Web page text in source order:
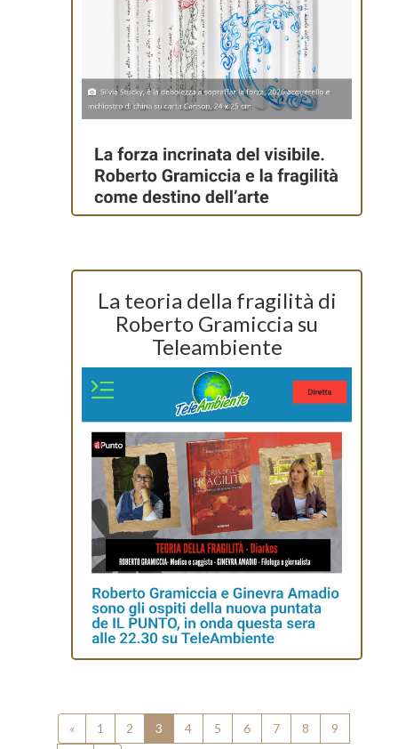
La teoria della fragilità di
Roberto Gramiccia su
Teleambiente
« 1 2 3 4 5 6 7 8
9